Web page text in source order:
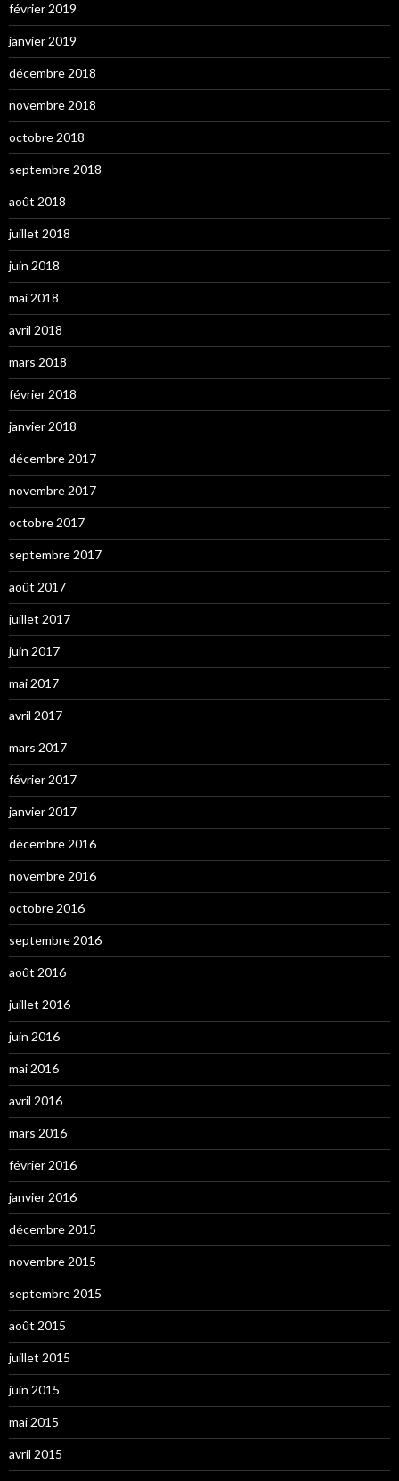
février 2019
janvier 2019
décembre 2018
novembre 2018
octobre 2018
septembre 2018
août 2018
juillet 2018
juin 2018
mai 2018
avril 2018
mars 2018
février 2018
janvier 2018
décembre 2017
novembre 2017
octobre 2017
septembre 2017
août 2017
juillet 2017
juin 2017
mai 2017
avril 2017
mars 2017
février 2017
janvier 2017
décembre 2016
novembre 2016
octobre 2016
septembre 2016
août 2016
juillet 2016
juin 2016
mai 2016
avril 2016
mars 2016
février 2016
janvier 2016
décembre 2015
novembre 2015
septembre 2015
août 2015
juillet 2015
juin 2015
mai 2015
avril 2015